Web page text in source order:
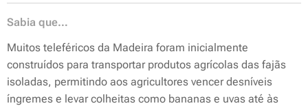
Sabia que…
Muitos teleféricos da Madeira foram inicialmente
construídos para transportar produtos agrícolas das fajãs
isoladas, permitindo aos agricultores vencer desníveis
íngremes e levar colheitas como bananas e uvas até às